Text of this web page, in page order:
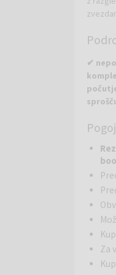
✔
1500
izbira
Za